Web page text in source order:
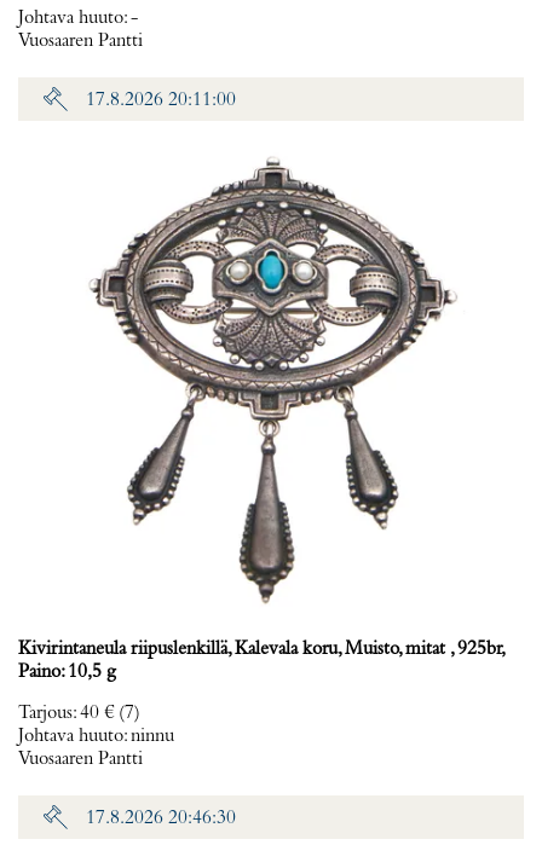
Johtava huuto:-
Vuosaaren Pantti
17.8.2026 20:11:00
Kivirintaneula riipuslenkillä, Kalevala koru, Muisto, mitat , 925br,
Paino: 10,5 g
Tarjous:40 € (7)
Johtava huuto:ninnu
Vuosaaren Pantti
17.8.2026 20:46:30